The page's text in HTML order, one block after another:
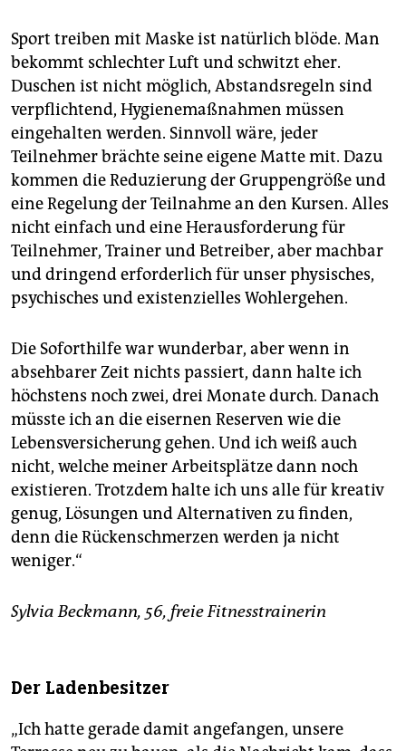
Schnellkredit der Kreditanstalt für Wiederaufbau.
Sport treiben mit Maske ist natürlich blöde. Man
bekommt schlechter Luft und schwitzt eher.
Duschen ist nicht möglich, Abstandsregeln sind
verpflichtend, Hygienemaßnahmen müssen
eingehalten werden. Sinnvoll wäre, jeder
Teilnehmer brächte seine eigene Matte mit. Dazu
kommen die Reduzierung der Gruppengröße und
eine Regelung der Teilnahme an den Kursen. Alles
nicht einfach und eine Herausforderung für
Teilnehmer, Trainer und Betreiber, aber machbar
und dringend erforderlich für unser ­physisches,
psychisches und existenzielles Wohlergehen.
Die Soforthilfe war wunderbar, aber wenn in
absehbarer Zeit nichts passiert, dann halte ich
höchstens noch zwei, drei Monate durch. Danach
müsste ich an die eisernen Reserven wie die
Lebensversicherung gehen. Und ich weiß auch
nicht, welche meiner Arbeitsplätze dann noch
existieren. Trotzdem halte ich uns alle für kreativ
genug, Lösungen und Alternativen zu finden,
denn die Rückenschmerzen werden ja nicht
weniger.“
Sylvia Beckmann, 56, freie Fitnesstrainerin
Der Ladenbesitzer
„Ich hatte gerade damit angefangen, unsere